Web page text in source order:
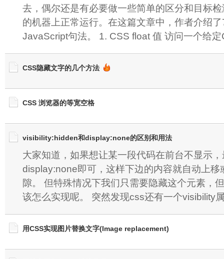
去，偶尔还是有必要做一些简单的区分和目标
的机器上正常运行。在这篇文章中，作者介绍
JavaScript句法。 1. CSS float 值 访问一个给
CSS隐藏文字的几个方法
CSS 浏览器的等宽空格
visibility:hidden和display:none的区别和用法
大家知道，如果想让某一段代码在前台不显示
display:none即可，这样下边的内容就自动上移
隙。 但特殊情况下我们只需要隐藏这个元素，
该怎么实现呢。 突然发现css还有一个visibility
用CSS实现图片替换文字(Image replacement)